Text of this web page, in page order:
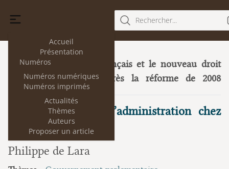
Accueil
Présentation
Numéros
Numéros numériques
Numéros imprimés
Actualités
Thèmes
Auteurs
Proposer un article
Rechercher...
6
Le Parlement français et le nouveau droit
parlementaire après la réforme de 2008
(novembre 2011)
La découverte de l’administration chez
Maurice Hauriou
Philippe de Lara